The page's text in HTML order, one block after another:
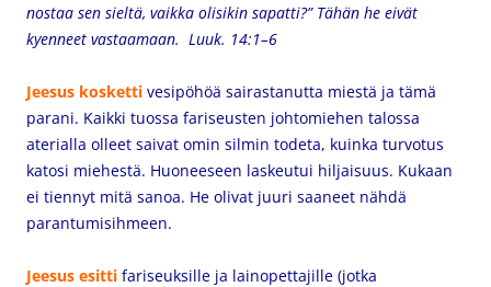
nostaa sen sieltä, vaikka olisikin sapatti?” Tähän he eivät
kyenneet vastaamaan. Luuk. 14:1–6
Jeesus kosketti vesipöhöä sairastanutta miestä ja tämä
parani. Kaikki tuossa fariseusten johtomiehen talossa
aterialla olleet saivat omin silmin todeta, kuinka turvotus
katosi miehestä. Huoneeseen laskeutui hiljaisuus. Kukaan
ei tiennyt mitä sanoa. He olivat juuri saaneet nähdä
parantumisihmeen.
Jeesus esitti fariseuksille ja lainopettajille (jotka